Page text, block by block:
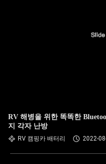
RV 해병을 위한 똑똑한
지 각자 난방
RV 캠핑카 배터리 2022-